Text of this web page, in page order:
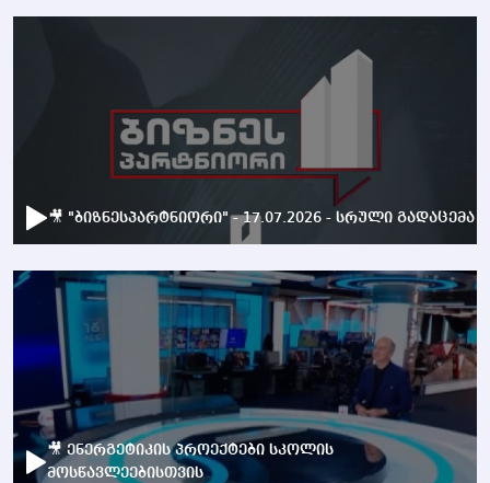
🎥 "ბიზნესპარტნიორი" - 17.07.2026 - სრული გადაცემა
🎥 ენერგეტიკის პროექტები სკოლის
მოსწავლეებისთვის